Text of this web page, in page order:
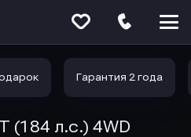
Гарантия 2 года
(184 л.с.) 4WD